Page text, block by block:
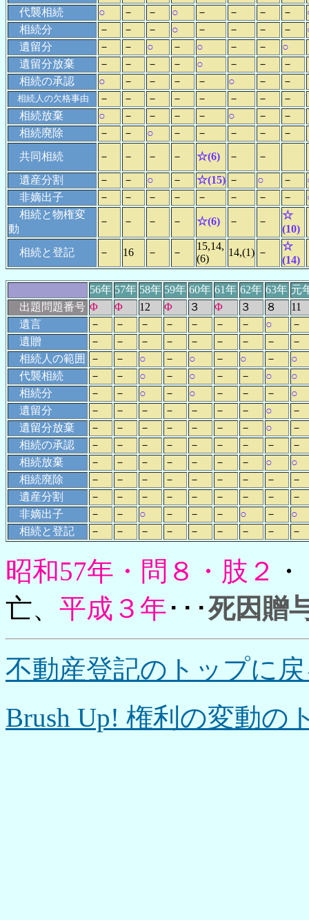
代襲相続
○ － － ○ － － － －
相続分
－ － － ○ － － － －
遺留分
－ － ○ － ○ － － ○
遺留分放棄
－ － － － ○ － － －
相続の承認
○ － － － － ○ － －
相続人の欠格事由 － － － － － － － －
相続放棄
○ － － － － ○ － －
相続廃除
－ － ○ － － － － －
共同相続
－ － － － ☆(6) － －
遺産分割
－ － ○ － ☆(15) － ○ －
非嫡出子
－ － － － － － － －
相続と物権変
動
－ － － － ☆(6) － －
☆
(10)
相続と登記 － 16 － －
15,14,
(6)
14,(1) －
☆
(14)
56年 57年 58年 59年 60年 61年 62年 63年 元
出題問題番号 Φ Φ 12 Φ ３ Φ ３ ８
11
遺言
－ － － － － － － ○
－
遺贈
－ － － － － － － －
－
相続人の範囲
－ － ○ － ○ － ○ －
○
代襲相続
－ － ○ － ○ － － ○
○
相続分
－ － ○ － ○ － － －
○
遺留分
－ － － － － － － ○
－
遺留分放棄
－ － － － － － － ○
－
相続の承認
－ － － － － － － －
－
相続放棄
－ － － － － － － ○
○
相続廃除
－ － － － － － － －
－
遺産分割
－ － － － － － － －
－
非嫡出子
－ － ○ － － － ○ －
○
相続と登記
－ － － － － － － － －
昭和57年・問８・肢２
亡、 平成３年･･･死因贈
不動産登記のトップに
Brush Up! 権利の変動の